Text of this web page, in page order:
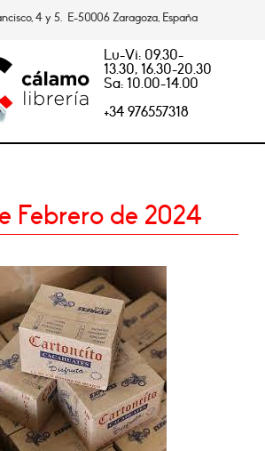
4 y 5. E-50006 Zaragoza, España
Lu-Vi: 09.30-
13.30, 16.30-20.30
Sa: 10.00-14.00
+34 976557318
Febrero de 2024